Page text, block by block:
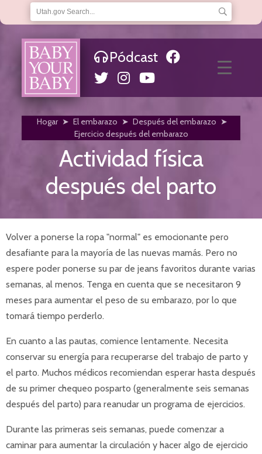
Sobre nosotros
Preguntas frecuentes
Enlaces Útiles
Línea directa
Artículos y noticias
Ayuda financiera
Choosing a Medicaid Provider
Calificaciones
Donde aplicar
Infantes
Car Seat Safety
Vacunas y chequeos
Desarrollo infantil
Pruebas de audición para bebés
Nutrición infantil
Sueño seguro
Consejos de seguridad
Vision Care for Babies
Visitas de niño sano
El embarazo
Después del embarazo
Antes del embarazo
Cannabis During Pregnancy
Durante el embarazo
Mapa del sitio
Pódcast
Hogar ➤ El embarazo ➤ Después del embarazo ➤
Ejercicio después del embarazo
Actividad física
después del parto
Volver a ponerse la ropa "normal" es emocionante pero
desafiante para la mayoría de las nuevas mamás. Pero no
espere poder ponerse su par de jeans favoritos durante varias
semanas, al menos. Tenga en cuenta que se necesitaron 9
meses para aumentar el peso de su embarazo, por lo que
tomará tiempo perderlo.
En cuanto a las pautas, comience lentamente. Necesita
conservar su energía para recuperarse del trabajo de parto y
el parto. Muchos médicos recomiendan esperar hasta después
de su primer chequeo posparto (generalmente seis semanas
después del parto) para reanudar un programa de ejercicios.
Durante las primeras seis semanas, puede comenzar a
caminar para aumentar la circulación y hacer algo de ejercicio